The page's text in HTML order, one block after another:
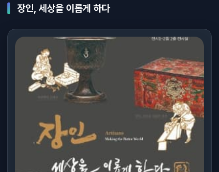
장인, 세상을 이롭게 하다